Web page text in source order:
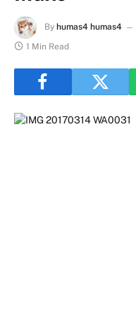
By humas4 humas4
1 Min Read